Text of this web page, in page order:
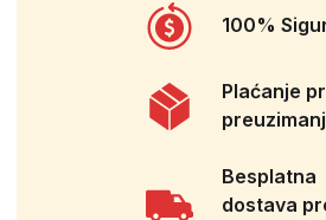
100%
Plaćanje
Besplatna
dostava